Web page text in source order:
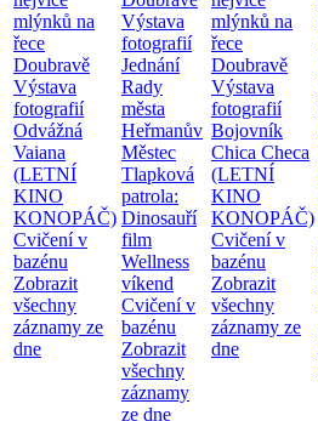
mlýnků na
řece
Doubravě
Výstava
fotografií
Odvážná
Vaiana
(LETNÍ
KINO
KONOPÁČ)
Cvičení v
bazénu
Zobrazit
všechny
záznamy ze
dne
Výstava
fotografií
Jednání
Rady
města
Heřmanův
Městec
Tlapková
patrola:
Dinosauří
film
Wellness
víkend
Cvičení v
bazénu
Zobrazit
všechny
záznamy
ze dne
mlýnků na
řece
Doubravě
Výstava
fotografií
Bojovník
Chica Checa
(LETNÍ
KINO
KONOPÁČ)
Cvičení v
bazénu
Zobrazit
všechny
záznamy ze
dne